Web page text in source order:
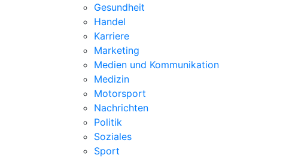
Gesundheit
Handel
Karriere
Marketing
Medien und Kommunikation
Medizin
Motorsport
Nachrichten
Politik
Soziales
Sport